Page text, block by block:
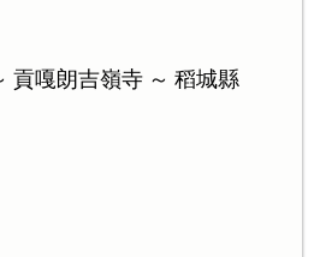
貢嘎朗吉嶺寺 ～ 稻城縣